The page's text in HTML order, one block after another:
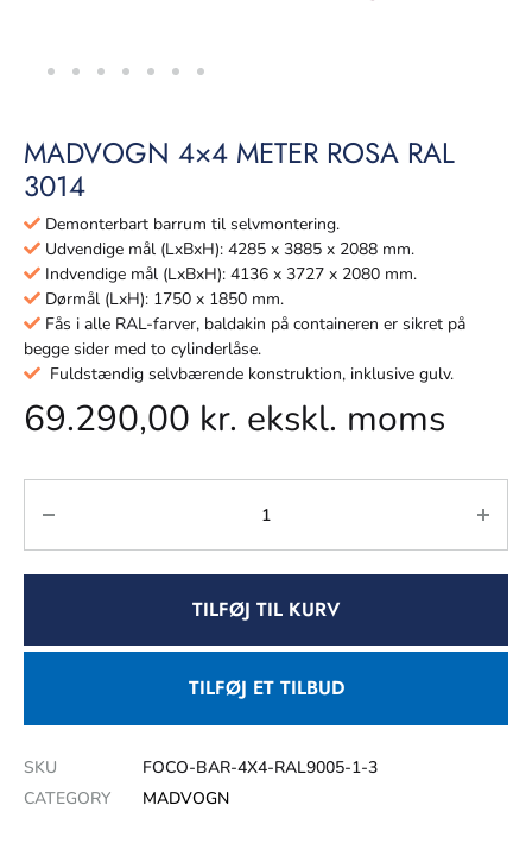
MADVOGN 4×4 METER ROSA RAL
3014
Demonterbart barrum til selvmontering.
Udvendige mål (LxBxH): 4285 x 3885 x 2088 mm.
Indvendige mål (LxBxH): 4136 x 3727 x 2080 mm.
Dørmål (LxH): 1750 x 1850 mm.
Fås i alle RAL-farver, baldakin på containeren er sikret på
begge sider med to cylinderlåse.
Fuldstændig selvbærende konstruktion, inklusive gulv.
69.290,00 kr. ekskl. moms
TILFØJ TIL KURV
TILFØJ ET TILBUD
SKU
FOCO-BAR-4X4-RAL9005-1-3
CATEGORY
MADVOGN